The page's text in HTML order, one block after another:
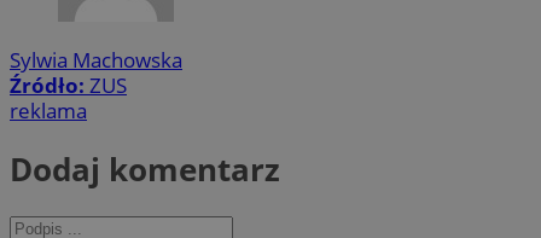
Sylwia Machowska
Źródło: ZUS
reklama
Dodaj komentarz